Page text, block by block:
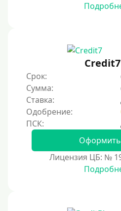
С помощью платформы
С помощью системы
Способы получения
Без активации сервиса
Без участия банков
На сберкнижку
Без посещения офиса
Credit7
Срок:
Сумма:
Ставка:
Одобрение:
Оформить
Лицензия ЦБ: №